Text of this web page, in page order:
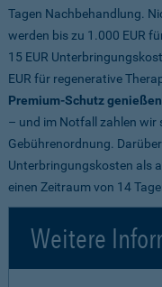
Tagen Nachbehandlung.
werden bis zu 1.000 EUR
15 EUR
EUR für regenerative
Premium-Schutz
– und im Notfall zahlen wir
Gebührenordnung.
Unterbringungskosten als
einen Zeitraum von 14
Weitere